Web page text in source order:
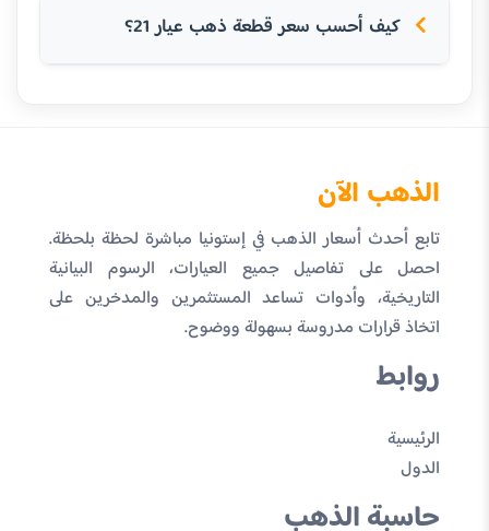
كيف أحسب سعر قطعة ذهب عيار 21؟
الذهب الآن
تابع أحدث أسعار الذهب في إستونيا مباشرة لحظة بلحظة.
احصل على تفاصيل جميع العيارات، الرسوم البيانية
التاريخية، وأدوات تساعد المستثمرين والمدخرين على
اتخاذ قرارات مدروسة بسهولة ووضوح.
روابط
الرئيسية
الدول
حاسبة الذهب